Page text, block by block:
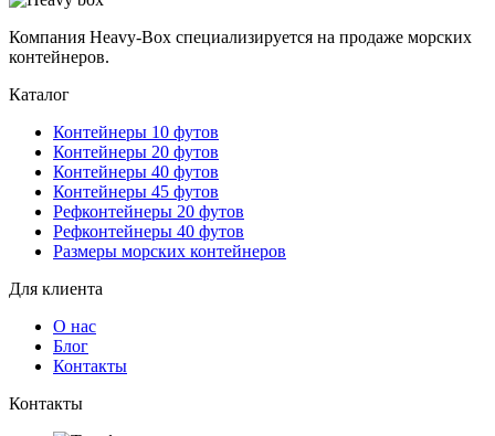
Компания Heavy-Box специализируется на продаже морских
контейнеров.
Каталог
Контейнеры 10 футов
Контейнеры 20 футов
Контейнеры 40 футов
Контейнеры 45 футов
Рефконтейнеры 20 футов
Рефконтейнеры 40 футов
Размеры морских контейнеров
Для клиента
О нас
Блог
Контакты
Контакты